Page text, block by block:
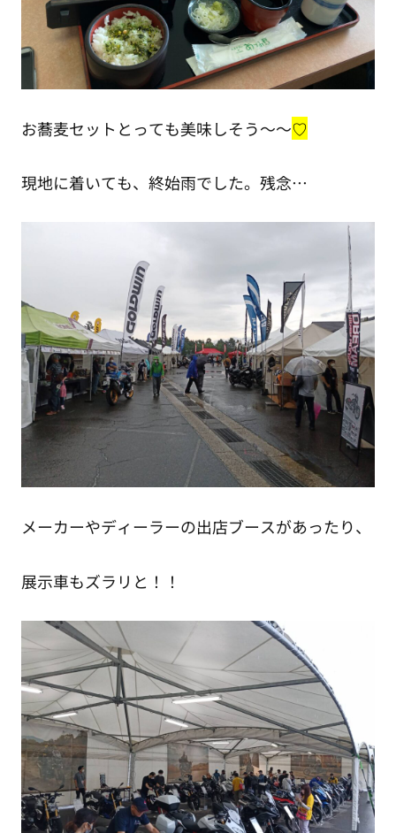
お蕎麦セットとっても美味しそう～～♡
現地に着いても、終始雨でした。残念…
メーカーやディーラーの出店ブースがあったり、
展示車もズラリと！！